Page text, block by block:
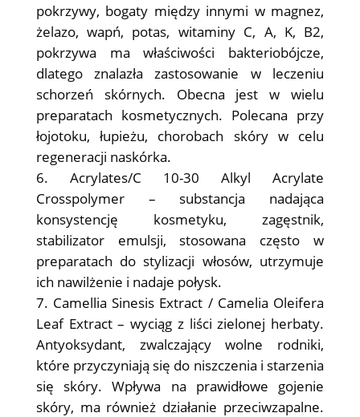
pokrzywy, bogaty między innymi w magnez,
żelazo, wapń, potas, witaminy C, A, K, B2,
pokrzywa ma właściwości bakteriobójcze,
dlatego znalazła zastosowanie w leczeniu
schorzeń skórnych. Obecna jest w wielu
preparatach kosmetycznych. Polecana przy
łojotoku, łupieżu, chorobach skóry w celu
regeneracji naskórka.
Acrylates/C 10-30 Alkyl Acrylate
Crosspolymer – substancja nadająca
konsystencję kosmetyku, zagęstnik,
stabilizator emulsji, stosowana często w
preparatach do stylizacji włosów, utrzymuje
ich nawilżenie i nadaje połysk.
Camellia Sinesis Extract / Camelia Oleifera
Leaf Extract – wyciąg z liści zielonej herbaty.
Antyoksydant, zwalczający wolne rodniki,
które przyczyniają się do niszczenia i starzenia
się skóry. Wpływa na prawidłowe gojenie
skóry, ma również działanie przeciwzapalne.